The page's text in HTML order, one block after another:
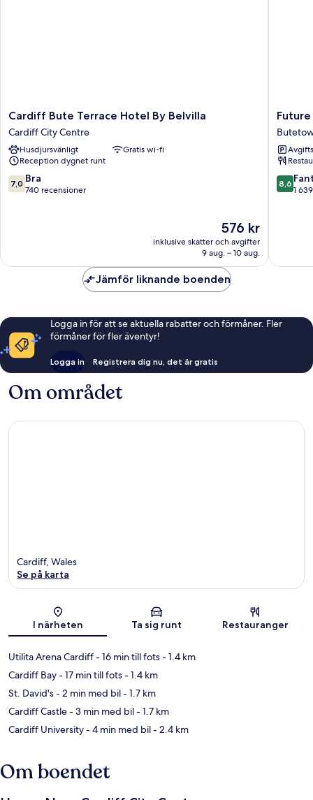
Cardiff
Bute
Terrace
Hotel
By
Belvilla
Cardiff
Cardiff Bute Terrace Hotel By Belvilla
Cardiff City Centre
Husdjursvänligt
Gratis wi-fi
Reception dygnet runt
7.0
av
7,0 Bra
740 recensioner
Priset
är
576 kr
576 kr
inklusive skatter och avgifter
9 aug. – 10 aug.
Future
Inns
Cardiff
Bay
8.6
av
8,6
1
Jämför liknande boenden
Logga in för att se aktuella rabatter och förmåner. Fler
förmåner för fler äventyr!
Logga in Registrera dig nu, det är gratis
Om området
Karta
Cardiff, Wales
Se på karta
I närheten Ta sig runt Restauranger
Utilita Arena Cardiff- 16 min till fots- 1.4 km
Cardiff Bay- 17 min till fots- 1.4 km
St. David's- 2 min med bil- 1.7 km
Cardiff Castle- 3 min med bil- 1.7 km
Cardiff University- 4 min med bil- 2.4 km
Om boendet